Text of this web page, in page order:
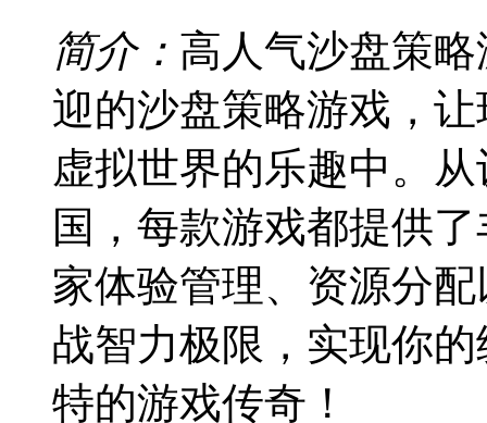
简介： 高人气沙盘策
迎的沙盘策略游戏，
虚拟世界的乐趣中。
国，每款游戏都提供
家体验管理、资源分
战智力极限，实现你
特的游戏传奇！